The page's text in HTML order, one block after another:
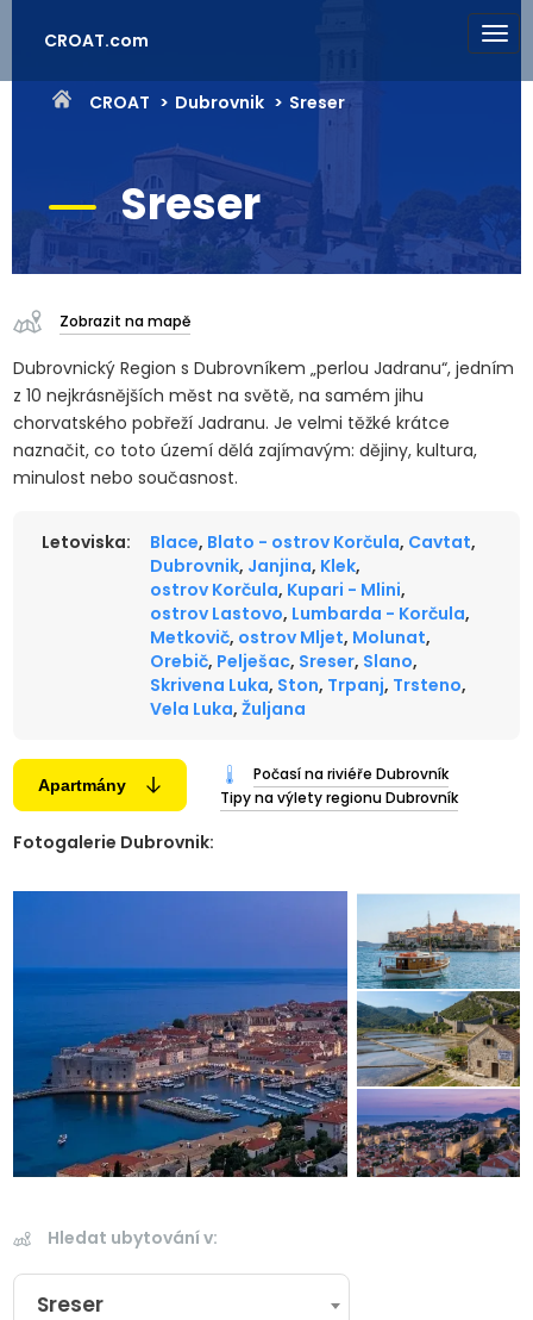
CROAT.com
CROAT Dubrovnik Sreser
Sreser
Zobrazit na mapě
Dubrovnický Region s Dubrovníkem „perlou Jadranu“, jedním
z 10 nejkrásnějších měst na světě, na samém jihu
chorvatského pobřeží Jadranu. Je velmi těžké krátce
naznačit, co toto území dělá zajímavým: dějiny, kultura,
minulost nebo současnost.
Letoviska: Blace, Blato - ostrov Korčula, Cavtat,
Dubrovnik, Janjina, Klek,
ostrov Korčula, Kupari - Mlini,
ostrov Lastovo, Lumbarda - Korčula,
Metkovič, ostrov Mljet, Molunat,
Orebič, Pelješac, Sreser, Slano,
Skrivena Luka, Ston, Trpanj, Trsteno,
Vela Luka, Žuljana
Apartmány
Počasí na riviéře Dubrovník
Tipy na výlety regionu Dubrovník
Fotogalerie Dubrovnik:
Hledat ubytování v:
Sreser